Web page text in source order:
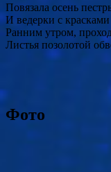
Повязала осень
И ведерки с красками
Ранним утром,
Листья позолотой
Фото